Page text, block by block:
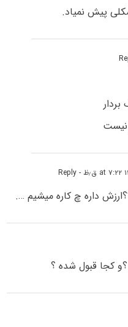
پیش نمیاد.
نیست
- Reply
داره چ کاره میشیم ….
کجا قبول شده ؟